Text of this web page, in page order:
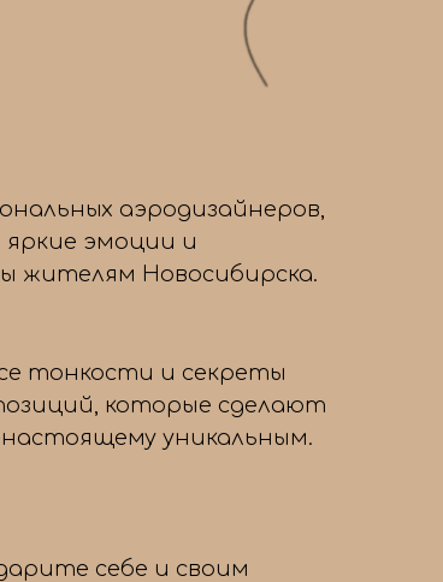
аэродизайнеров,
яркие эмоции и
жителям Новосибирска.
тонкости и секреты
которые сделают
уникальным.
себе и своим